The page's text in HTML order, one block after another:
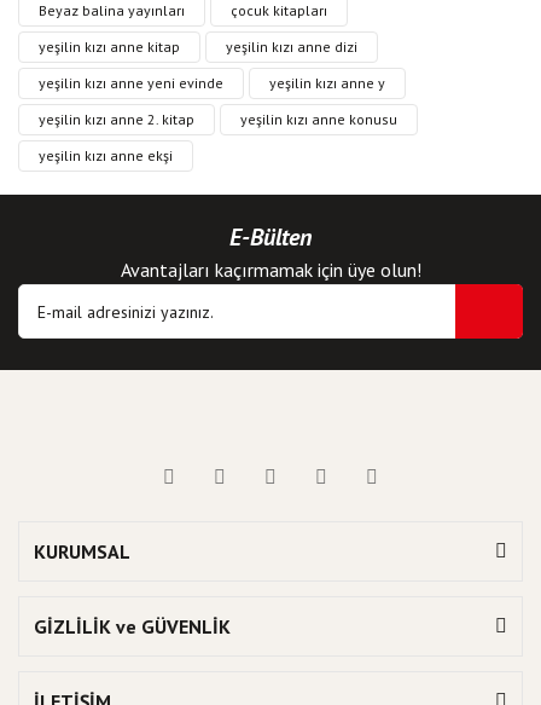
Beyaz balina yayınları
çocuk kitapları
yeşilin kızı anne kitap
yeşilin kızı anne dizi
yeşilin kızı anne yeni evinde
yeşilin kızı anne y
yeşilin kızı anne 2. kitap
yeşilin kızı anne konusu
yeşilin kızı anne ekşi
E-Bülten
Avantajları kaçırmamak için üye olun!
KURUMSAL
GİZLİLİK ve GÜVENLİK